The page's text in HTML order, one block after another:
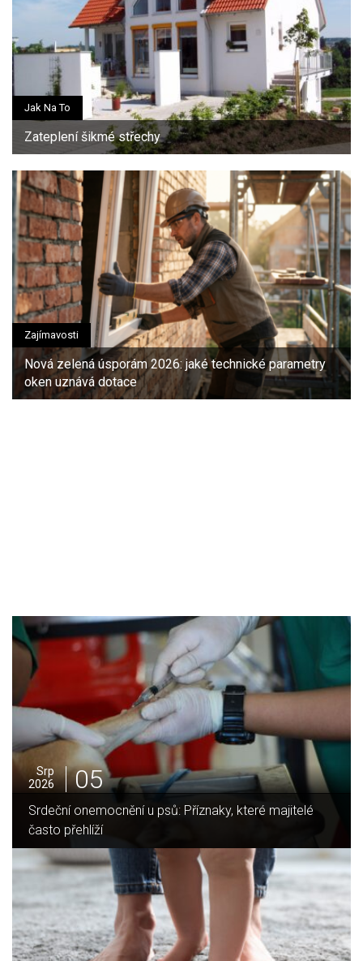
Jak Na To
Zateplení šikmé střechy
Zajímavosti
Nová zelená úsporám 2026: jaké technické parametry
oken uznává dotace
Srp
2026
05
Jak vybrat ideální krbovou vložku? Průvodce pro Váš
domov